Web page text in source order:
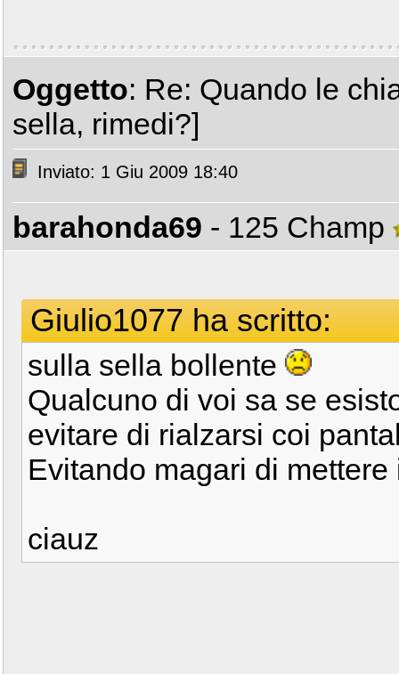
Oggetto: Re: Quando le
sella, rimedi?]
Inviato: 1 Giu 2009 18:40
barahonda69 - 125 Champ
Giulio1077 ha scritto:
sulla sella bollente
Qualcuno di voi sa se
evitare di rialzarsi coi
Evitando magari di
ciauz